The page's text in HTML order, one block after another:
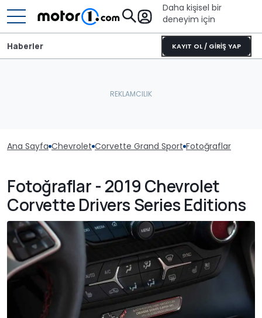
Daha kişisel bir
deneyim için
KAYIT OL / GİRİŞ YAP
Haberler
Ana Sayfa Chevrolet Corvette Grand Sport Fotoğraflar
Fotoğraflar - 2019 Chevrolet
Corvette Drivers Series Editions